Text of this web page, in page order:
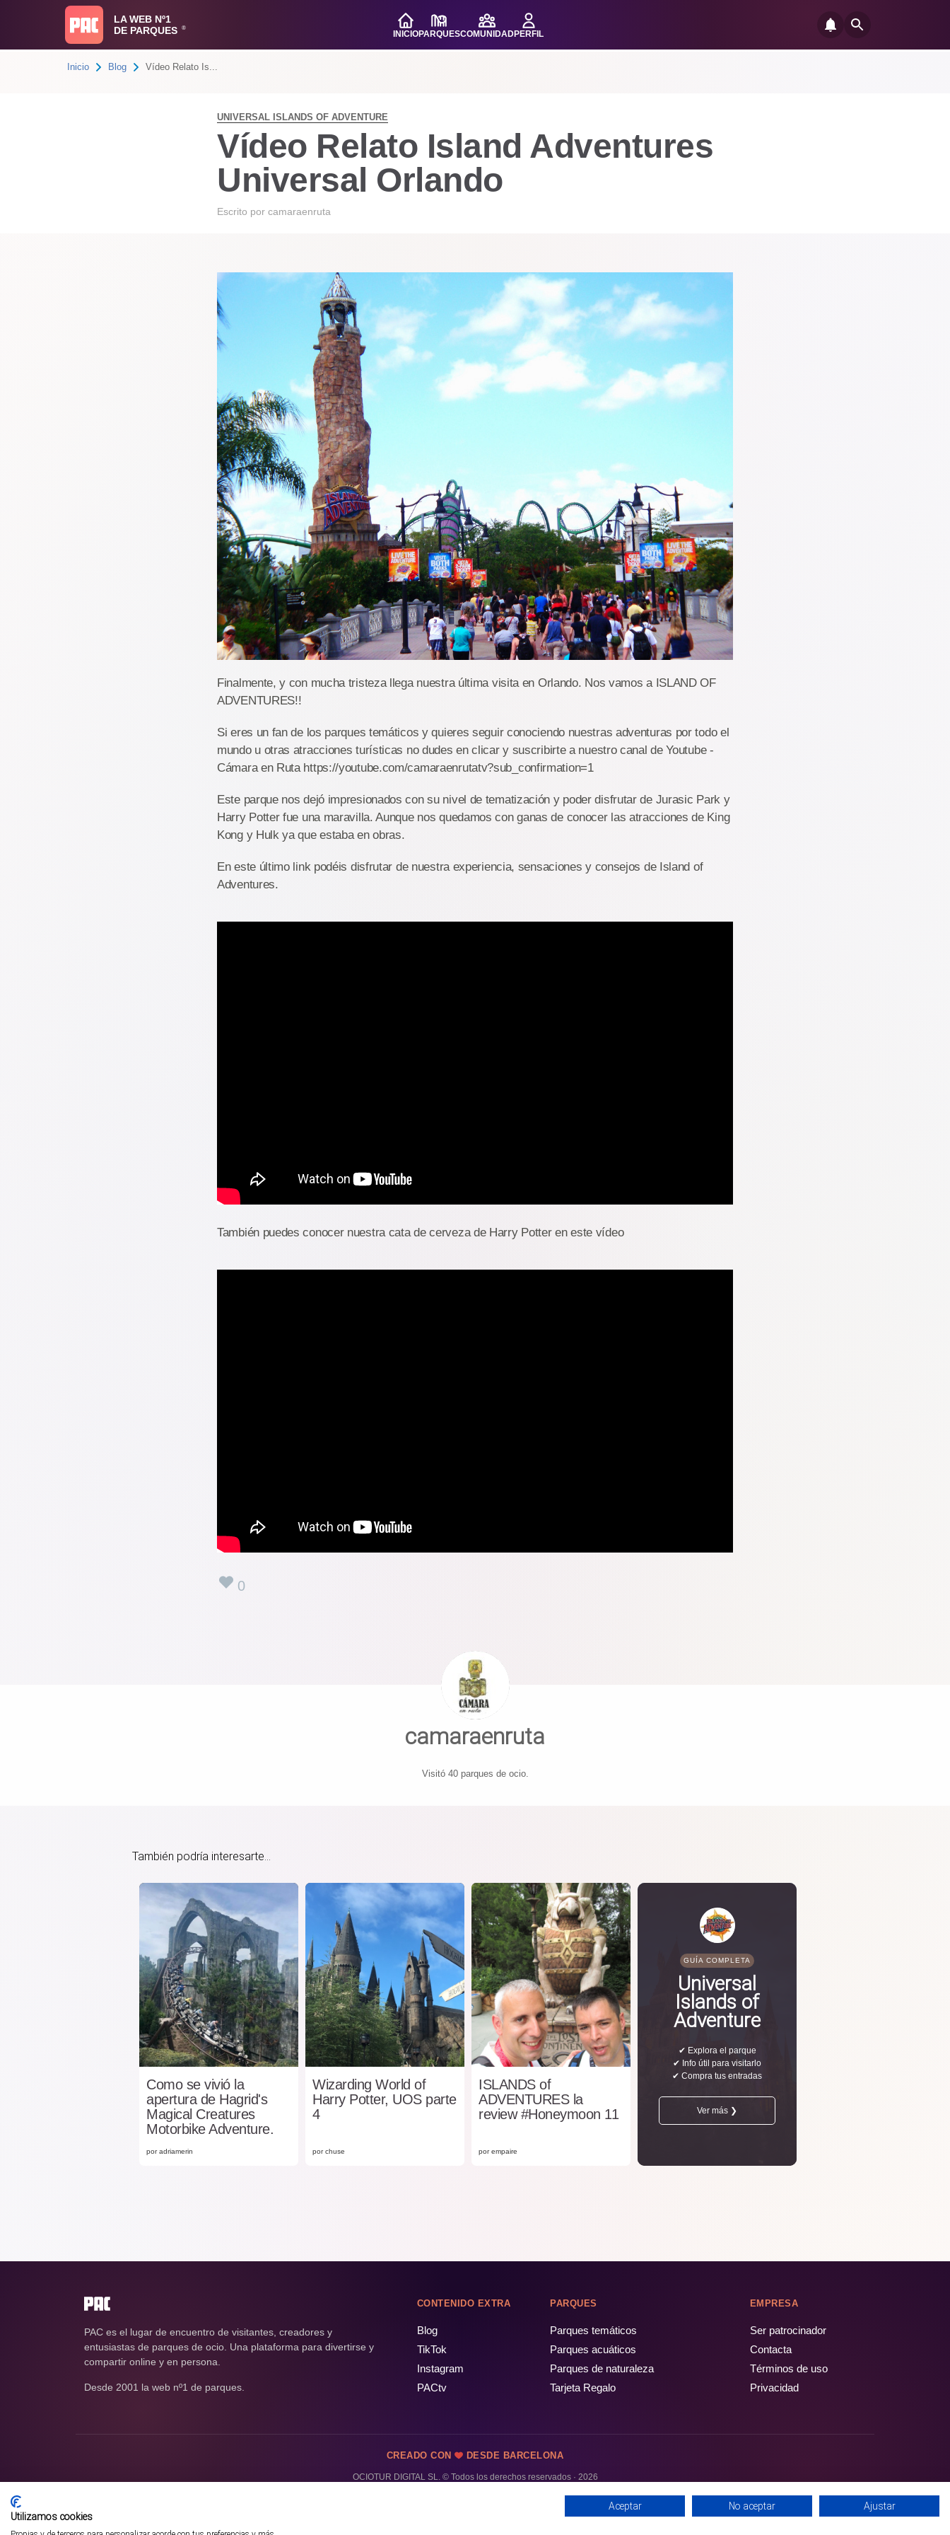
LA WEB Nº1
DE PARQUES
®
INICIOPARQUESCOMUNIDADPERFIL
Inicio Blog Vídeo Relato Is...
UNIVERSAL ISLANDS OF ADVENTURE
Vídeo Relato Island Adventures
Universal Orlando
Escrito por camaraenruta
Finalmente, y con mucha tristeza llega nuestra última visita en Orlando. Nos vamos a ISLAND OF
ADVENTURES!!
Si eres un fan de los parques temáticos y quieres seguir conociendo nuestras adventuras por todo el
mundo u otras atracciones turísticas no dudes en clicar y suscribirte a nuestro canal de Youtube -
Cámara en Ruta https://youtube.com/camaraenrutatv?sub_confirmation=1
Este parque nos dejó impresionados con su nivel de tematización y poder disfrutar de Jurasic Park y
Harry Potter fue una maravilla. Aunque nos quedamos con ganas de conocer las atracciones de King
Kong y Hulk ya que estaba en obras.
En este último link podéis disfrutar de nuestra experiencia, sensaciones y consejos de Island of
Adventures.
También puedes conocer nuestra cata de cerveza de Harry Potter en este vídeo
0
camaraenruta
Visitó 40 parques de ocio.
También podría interesarte...
Como se vivió la
apertura de Hagrid's
Magical Creatures
Motorbike Adventure.
por adriamerin
Wizarding World of
Harry Potter, UOS parte
4
por chuse
ISLANDS of
ADVENTURES la
review #Honeymoon 11
por empaire
GUÍA COMPLETA
Universal
Islands of
Adventure
✔ Explora el parque
✔ Info útil para visitarlo
✔ Compra tus entradas
Ver más ❯
PAC es el lugar de encuentro de visitantes, creadores y
entusiastas de parques de ocio. Una plataforma para divertirse y
compartir online y en persona.
Desde 2001 la web nº1 de parques.
CONTENIDO EXTRA
Blog
TikTok
Instagram
PACtv
PARQUES
Parques temáticos
Parques acuáticos
Parques de naturaleza
Tarjeta Regalo
EMPRESA
Ser patrocinador
Contacta
Términos de uso
Privacidad
CREADO CON DESDE BARCELONA
OCIOTUR DIGITAL SL. © Todos los derechos reservados · 2026
Utilizamos cookies
Aceptar No aceptar Ajustar